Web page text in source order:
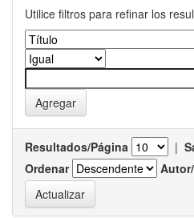
Utilice filtros para refinar los
Resultados/Página |
Ordenar